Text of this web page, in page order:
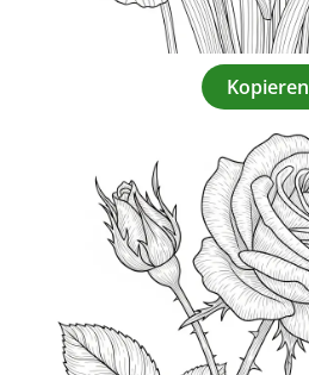
Kopieren